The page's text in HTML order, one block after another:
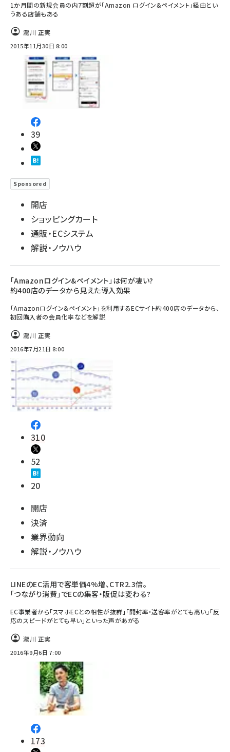
1か月間の新規会員の内7割超が「Amazon ログイン&ペイメント」経由とい
うある店舗もある
瀧川 正実
2015年11月30日 8:00
39
Sponsored
開店
ショッピングカート
通販・ECシステム
解説・ノウハウ
「Amazonログイン&ペイメント」は何が凄い?
約400店のデータから見えた導入効果
「Amazonログイン&ペイメント」を利用するECサイト約400店のデータから、
初回購入者の会員化率などを解説
瀧川 正実
2016年7月21日 8:00
310
52
20
開店
決済
業界動向
解説・ノウハウ
LINEのEC活用で客単価4%増、CTR2.3倍。
｢つながり消費｣でECの集客・販促は変わる?
EC事業者から「スマホECとの相性が抜群」「開封率・送客率がとても高い」「反
応のスピードがとても早い」といった声があがる
瀧川 正実
2016年9月6日 7:00
173